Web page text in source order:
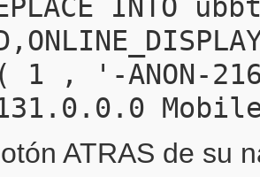
INTO
( 1 , '-
131.0.0.0
ATRAS de su